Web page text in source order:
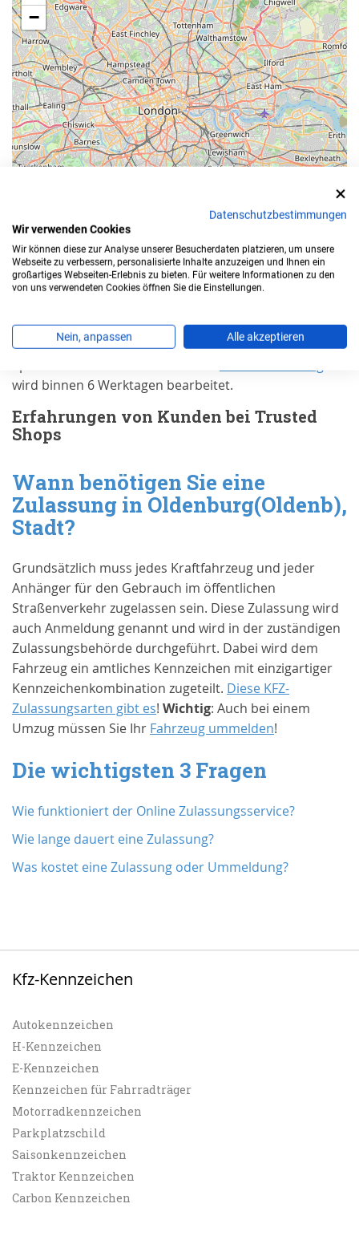
−
Leaflet
Bearbeitungszeit
Für die Zulassung Ihres Autos inOldenburg(Oldenb),
Stadtbenötigen Sie einen Termin.
wird binnen 6 Werktagen bearbeitet.
Erfahrungen von Kunden bei Trusted
Shops
Wann benötigen Sie eine
Zulassung in Oldenburg(Oldenb),
Stadt?
Grundsätzlich muss jedes Kraftfahrzeug und jeder
Anhänger für den Gebrauch im öffentlichen
Straßenverkehr zugelassen sein. Diese Zulassung wird
auch Anmeldung genannt und wird in der zuständigen
Zulassungsbehörde durchgeführt. Dabei wird dem
Fahrzeug ein amtliches Kennzeichen mit einzigartiger
Kennzeichenkombination zugeteilt. Diese KFZ-
Zulassungsarten gibt es! Wichtig: Auch bei einem
Umzug müssen Sie Ihr Fahrzeug ummelden!
Die wichtigsten 3 Fragen
Wie funktioniert der Online Zulassungsservice?
Wie lange dauert eine Zulassung?
Was kostet eine Zulassung oder Ummeldung?
Kfz-Kennzeichen
Autokennzeichen
H-Kennzeichen
E-Kennzeichen
Kennzeichen für Fahrradträger
Motorradkennzeichen
Parkplatzschild
Saisonkennzeichen
Traktor Kennzeichen
Carbon Kennzeichen
Datenschutzbestimmungen
Wir verwenden Cookies
Wir können diese zur Analyse unserer Besucherdaten platzieren, um unsere
Webseite zu verbessern, personalisierte Inhalte anzuzeigen und Ihnen ein
großartiges Webseiten-Erlebnis zu bieten. Für weitere Informationen zu den
von uns verwendeten Cookies öffnen Sie die Einstellungen.
Nein, anpassen Alle akzeptieren